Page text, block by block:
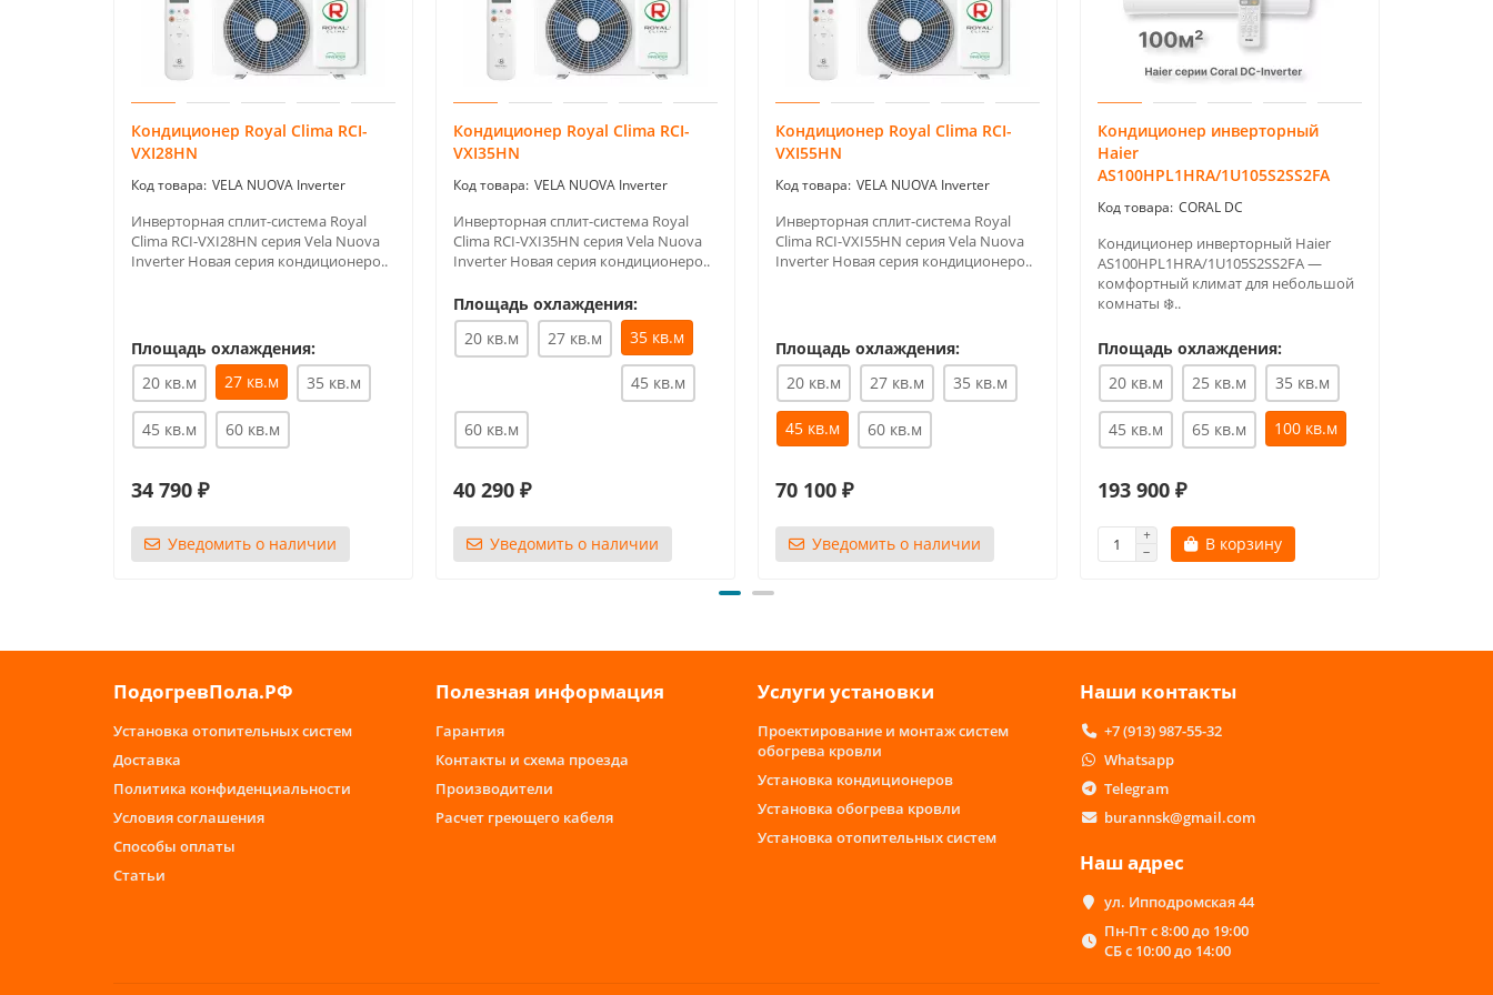
Кондиционер Royal Clima RCI-
VXI28HN
VELA NUOVA Inverter
Инверторная сплит-система Royal
Clima RCI-VXI28HN серия Vela Nuova
Inverter Новая серия кондиционеро..
Площадь охлаждения:
20 кв.м
27 кв.м 35 кв.м
45 кв.м 60 кв.м
34 790 ₽
Уведомить о наличии
Кондиционер Royal Clima RCI-
VXI35HN
VELA NUOVA Inverter
Инверторная сплит-система Royal
Clima RCI-VXI35HN серия Vela Nuova
Inverter Новая серия кондиционеро..
Площадь охлаждения:
20 кв.м
27 кв.м 35 кв.м
45 кв.м
60 кв.м
40 290 ₽
Уведомить о наличии
Кондиционер Royal Clima RCI-
VXI55HN
VELA NUOVA Inverter
Инверторная сплит-система Royal
Clima RCI-VXI55HN серия Vela Nuova
Inverter Новая серия кондиционеро..
Площадь охлаждения:
20 кв.м
27 кв.м 35 кв.м
45 кв.м 60 кв.м
70 100 ₽
Уведомить о наличии
Кондиционер инверторный
Haier
AS100HPL1HRA/1U105S2SS2FA
CORAL DC
Кондиционер инверторный Haier
AS100HPL1HRA/1U105S2SS2FA —
комфортный климат для небольшой
комнаты ❄️..
Площадь охлаждения:
20 кв.м
25 кв.м 35 кв.м
45 кв.м 65 кв.м 100 кв.м
193 900 ₽
В корзину
ПодогревПола.РФ
Установка отопительных систем
Доставка
Политика конфиденциальности
Условия соглашения
Способы оплаты
Статьи
Полезная информация
Гарантия
Контакты и схема проезда
Производители
Расчет греющего кабеля
Услуги установки
Проектирование и монтаж систем
обогрева кровли
Установка кондиционеров
Установка обогрева кровли
Установка отопительных систем
Наши контакты
+7 (913) 987-55-32
Whatsapp
Telegram
burannsk@gmail.com
Наш адрес
ул. Ипподромская 44
Пн-Пт с 8:00 до 19:00
СБ с 10:00 до 14:00